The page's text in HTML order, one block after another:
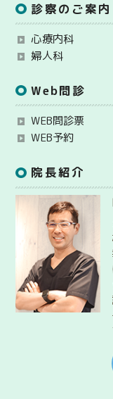
診察のご案内
心療内科
婦人科
Web問診
WEB問診票
WEB予約
院長紹介